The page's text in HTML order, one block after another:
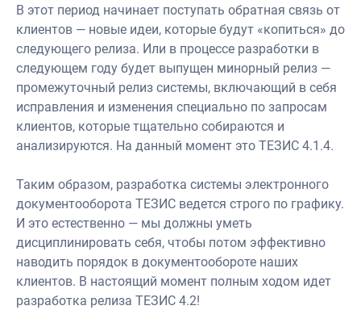
В этот период начинает поступать обратная связь от
клиентов — новые идеи, которые будут «копиться» до
следующего релиза. Или в процессе разработки в
следующем году будет выпущен минорный релиз —
промежуточный релиз системы, включающий в себя
исправления и изменения специально по запросам
клиентов, которые тщательно собираются и
анализируются. На данный момент это ТЕЗИС 4.1.4.
Таким образом, разработка системы электронного
документооборота ТЕЗИС ведется строго по графику.
И это естественно — мы должны уметь
дисциплинировать себя, чтобы потом эффективно
наводить порядок в документообороте наших
клиентов. В настоящий момент полным ходом идет
разработка релиза ТЕЗИС 4.2!